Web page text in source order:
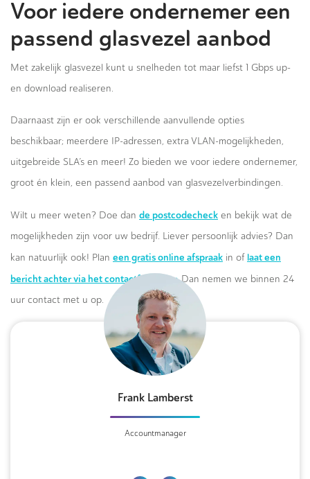
Voor iedere ondernemer een
passend glasvezel aanbod
Met zakelijk glasvezel kunt u snelheden tot maar liefst 1 Gbps up-
en download realiseren.
Daarnaast zijn er ook verschillende aanvullende opties
beschikbaar; meerdere IP-adressen, extra VLAN-mogelijkheden,
uitgebreide SLA’s en meer! Zo bieden we voor iedere ondernemer,
groot én klein, een passend aanbod van glasvezelverbindingen.
Wilt u meer weten? Doe dan de postcodecheck en bekijk wat de
mogelijkheden zijn voor uw bedrijf. Liever persoonlijk advies? Dan
kan natuurlijk ook! Plan een gratis online afspraak in of laat een
bericht achter via het contactformulier.Dan nemen we binnen 24
uur contact met u op.
Frank Lamberst
Accountmanager